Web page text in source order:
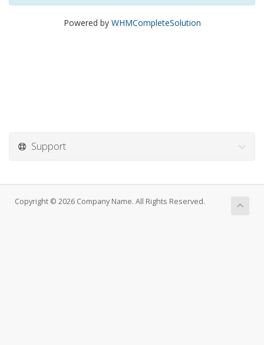
Powered by WHMCompleteSolution
Support
Copyright © 2026 Company Name. All Rights Reserved.